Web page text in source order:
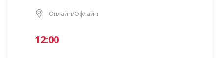
Онлайн/Офлайн
12:00